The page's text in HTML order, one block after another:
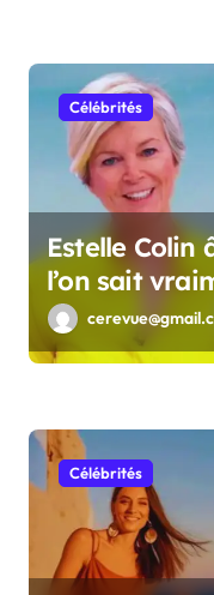
Célébrités
Estelle Colin
l’on sait
personnalité
Célébrités